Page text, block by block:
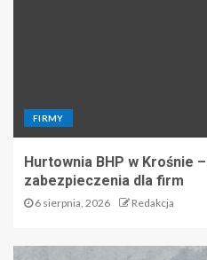
FIRMY
Hurtownia BHP w Krośnie
zabezpieczenia dla firm
6 sierpnia, 2026 Redakcja